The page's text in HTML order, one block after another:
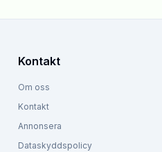
Kontakt
Om oss
Kontakt
Annonsera
Dataskyddspolicy